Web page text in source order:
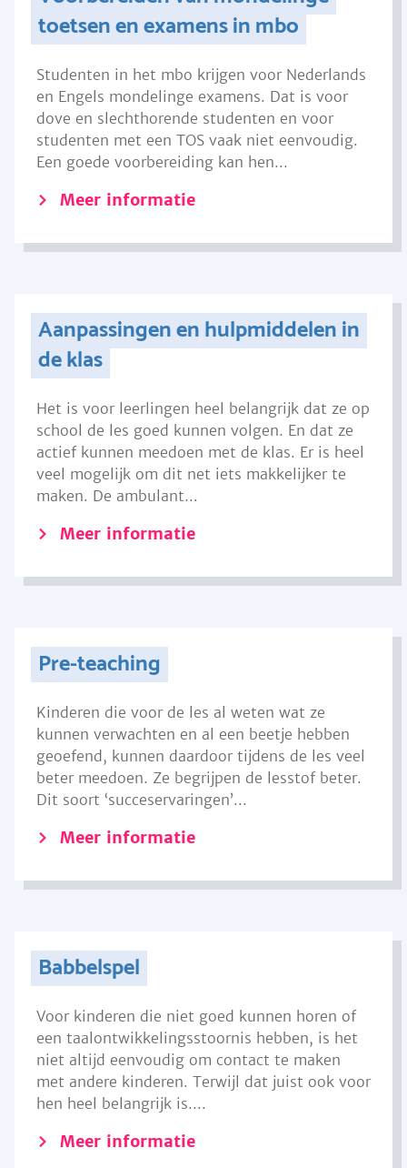
toetsen en examens in mbo
Studenten in het mbo krijgen voor Nederlands
en Engels mondelinge examens. Dat is voor
dove en slechthorende studenten en voor
studenten met een TOS vaak niet eenvoudig.
Een goede voorbereiding kan hen...
Meer informatie
Aanpassingen en hulpmiddelen in
de klas
Het is voor leerlingen heel belangrijk dat ze op
school de les goed kunnen volgen. En dat ze
actief kunnen meedoen met de klas. Er is heel
veel mogelijk om dit net iets makkelijker te
maken. De ambulant...
Meer informatie
Pre-teaching
Kinderen die voor de les al weten wat ze
kunnen verwachten en al een beetje hebben
geoefend, kunnen daardoor tijdens de les veel
beter meedoen. Ze begrijpen de lesstof beter.
Dit soort ‘succeservaringen’...
Meer informatie
Babbelspel
Voor kinderen die niet goed kunnen horen of
een taalontwikkelingsstoornis hebben, is het
niet altijd eenvoudig om contact te maken
met andere kinderen. Terwijl dat juist ook voor
hen heel belangrijk is....
Meer informatie